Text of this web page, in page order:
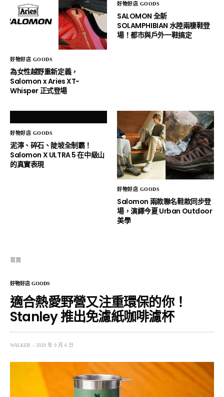
好物好店 GOODS
為女性越野重新定義，
Salomon x Aries XT-
Whisper 正式登場
好物好店 GOODS
SALOMON 全新
SOLAMPHIBIAN 水陸兩棲鞋登
場！都市與戶外一鞋搞定
好物好店 GOODS
泥濘、碎石、陡坡全制霸！
Salomon X ULTRA 5 在中級山
的真實表現
好物好店 GOODS
Salomon 兩款聯名鞋款同步登
場，演繹今夏 Urban Outdoor
美學
首頁
好物好店 GOODS
適合熱愛野營又注重環保的你！
Stanley 推出免濾紙咖啡濾杯
WALKER 2020 年 9 月 6 日